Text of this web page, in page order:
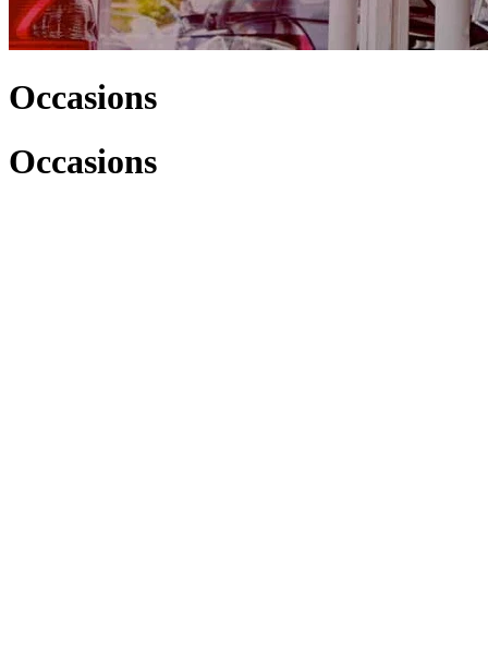
Occasions
Occasions